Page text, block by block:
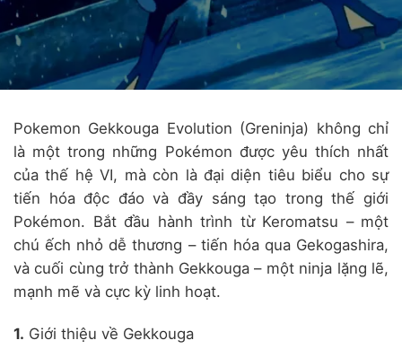
Pokemon Gekkouga Evolution (Greninja) không chỉ
là một trong những Pokémon được yêu thích nhất
của thế hệ VI, mà còn là đại diện tiêu biểu cho sự
tiến hóa độc đáo và đầy sáng tạo trong thế giới
Pokémon. Bắt đầu hành trình từ Keromatsu – một
chú ếch nhỏ dễ thương – tiến hóa qua Gekogashira,
và cuối cùng trở thành Gekkouga – một ninja lặng lẽ,
mạnh mẽ và cực kỳ linh hoạt.
1. Giới thiệu về Gekkouga